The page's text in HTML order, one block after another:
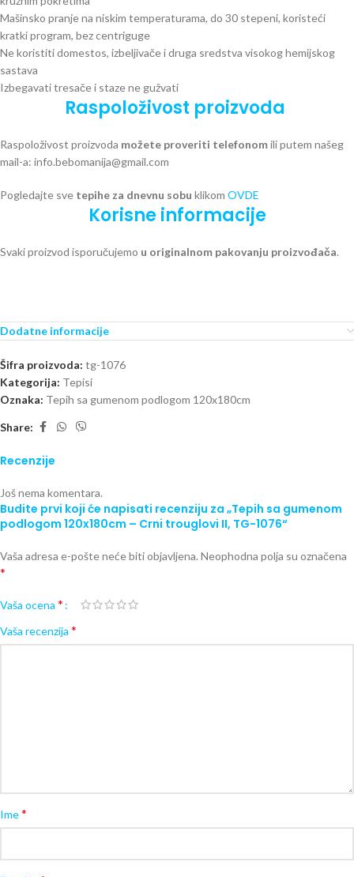
Mašinsko pranje na niskim temperaturama, do 30 stepeni, koristeći
kratki program, bez centriguge
Ne koristiti domestos, izbeljivače i druga sredstva visokog hemijskog
sastava
Izbegavati tresače i staze ne gužvati
Raspoloživost proizvoda
Raspoloživost proizvoda možete proveriti telefonomili putem našeg
mail-a: info.bebomanija@gmail.com
Pogledajte sve tepihe za dnevnu sobu klikom OVDE
Korisne informacije
Svaki proizvod isporučujemo u originalnom pakovanju proizvođača.
Dodatne informacije
Šifra proizvoda: tg-1076
Kategorija: Tepisi
Oznaka: Tepih sa gumenom podlogom 120x180cm
Share:
Recenzije
Još nema komentara.
Budite prvi koji će napisati recenziju za „Tepih sa gumenom
podlogom 120x180cm – Crni trouglovi II, TG-1076“
Vaša adresa e-pošte neće biti objavljena. Neophodna polja su označena
*
Vaša ocena *
Vaša recenzija *
Ime*